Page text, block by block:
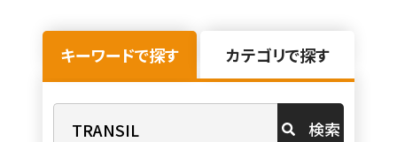
キーワードで探す カテゴリで探す
検索